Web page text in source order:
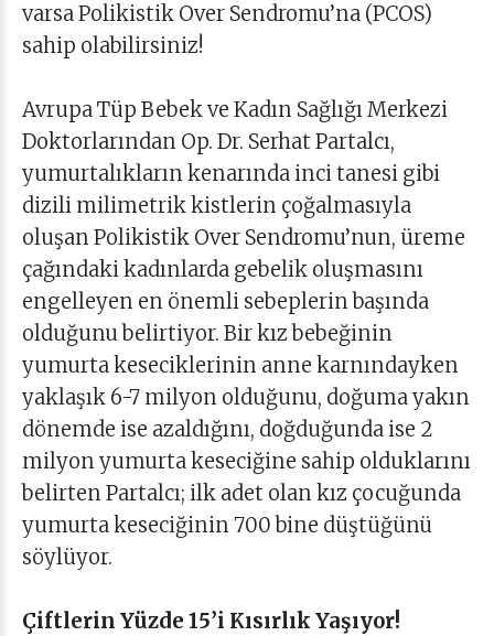
varsa Polikistik Over Sendromu’na (PCOS)
sahip olabilirsiniz!
Avrupa Tüp Bebek ve Kadın Sağlığı Merkezi
Doktorlarından Op. Dr. Serhat Partalcı,
yumurtalıkların kenarında inci tanesi gibi
dizili milimetrik kistlerin çoğalmasıyla
oluşan Polikistik Over Sendromu’nun, üreme
çağındaki kadınlarda gebelik oluşmasını
engelleyen en önemli sebeplerin başında
olduğunu belirtiyor. Bir kız bebeğinin
yumurta keseciklerinin anne karnındayken
yaklaşık 6-7 milyon olduğunu, doğuma yakın
dönemde ise azaldığını, doğduğunda ise 2
milyon yumurta keseciğine sahip olduklarını
belirten Partalcı; ilk adet olan kız çocuğunda
yumurta keseciğinin 700 bine düştüğünü
söylüyor.
Çiftlerin Yüzde 15’i Kısırlık Yaşıyor!